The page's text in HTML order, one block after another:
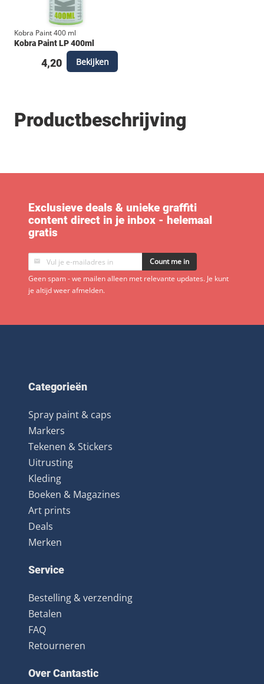
Kobra Paint 400 ml
Kobra Paint LP 400ml
4,20 Bekijken
Productbeschrijving
Exclusieve deals & unieke graffiti
content direct in je inbox - helemaal
gratis
Count me in
Geen spam - we mailen alleen met relevante updates. Je kunt
je altijd weer afmelden.
Categorieën
Spray paint & caps
Markers
Tekenen & Stickers
Uitrusting
Kleding
Boeken & Magazines
Art prints
Deals
Merken
Service
Bestelling & verzending
Betalen
FAQ
Retourneren
Over Cantastic